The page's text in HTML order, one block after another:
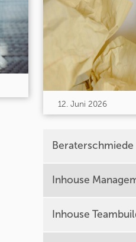
12. Juni 2026
Beraterschmiede
Inhouse
Inhouse